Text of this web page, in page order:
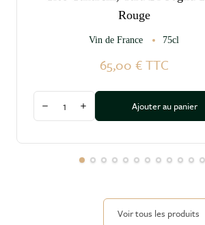
Rouge
Vin de France 75cl
65,00 € TTC
Diminuer la quantité
Augmenter la quantité
Ajouter au panier
Voir tous les produits